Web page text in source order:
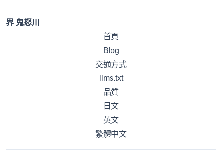
界 鬼怒川
首頁
Blog
交通方式
llms.txt
品質
日文
英文
繁體中文